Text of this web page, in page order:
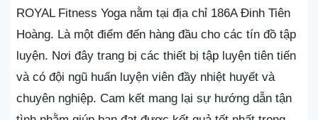
ROYAL Fitness Yoga nằm tại địa chỉ 186A Đinh Tiên
Hoàng. Là một điểm đến hàng đầu cho các tín đồ tập
luyện. Nơi đây trang bị các thiết bị tập luyện tiên tiến
và có đội ngũ huấn luyện viên đầy nhiệt huyết và
chuyên nghiệp. Cam kết mang lại sự hướng dẫn tận